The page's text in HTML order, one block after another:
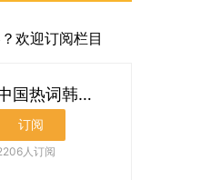
欢迎订阅栏目
中国热词韩语怎么说
订阅
人订阅